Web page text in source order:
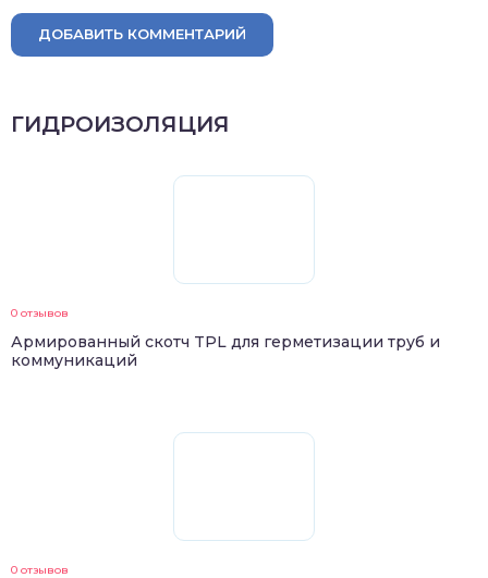
ДОБАВИТЬ КОММЕНТАРИЙ
ГИДРОИЗОЛЯЦИЯ
0 отзывов
Армированный скотч TPL для герметизации труб и
коммуникаций
0 отзывов